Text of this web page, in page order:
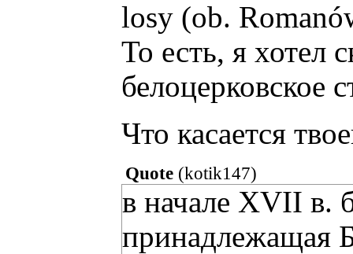
losy (ob.
То есть, я хотел
белоцерковское
Что касается
Quote (kotik147)
в начале XVІІ в.
принадлежащая